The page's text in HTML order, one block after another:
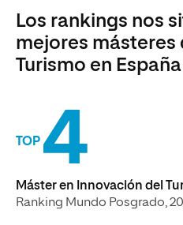
Los rankings nos
mejores másteres
Turismo en España
TOP 4
Máster en Innovación del
Ranking Mundo Posgrado,